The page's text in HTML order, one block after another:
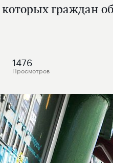
граждан
1476
Просмотров